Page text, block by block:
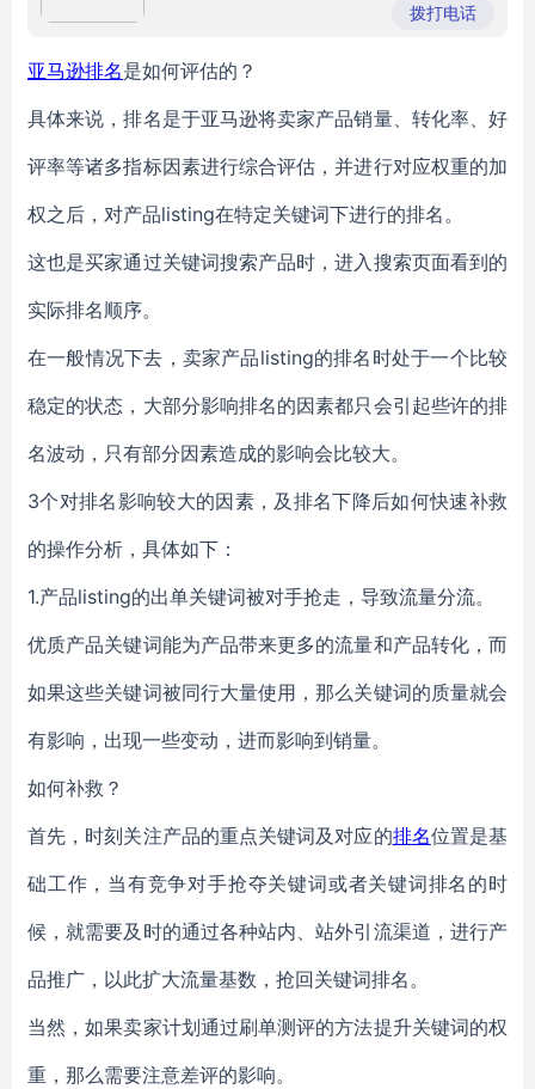
有限公司
拨打电话
亚马逊排名是如何评估的？
具体来说，排名是于亚马逊将卖家产品销量、转化率、好
评率等诸多指标因素进行综合评估，并进行对应权重的加
权之后，对产品listing在特定关键词下进行的排名。
这也是买家通过关键词搜索产品时，进入搜索页面看到的
实际排名顺序。
在一般情况下去，卖家产品listing的排名时处于一个比较
稳定的状态，大部分影响排名的因素都只会引起些许的排
名波动，只有部分因素造成的影响会比较大。
3个对排名影响较大的因素，及排名下降后如何快速补救
的操作分析，具体如下：
1.产品listing的出单关键词被对手抢走，导致流量分流。
优质产品关键词能为产品带来更多的流量和产品转化，而
如果这些关键词被同行大量使用，那么关键词的质量就会
有影响，出现一些变动，进而影响到销量。
如何补救？
首先，时刻关注产品的重点关键词及对应的排名位置是基
础工作，当有竞争对手抢夺关键词或者关键词排名的时
候，就需要及时的通过各种站内、站外引流渠道，进行产
品推广，以此扩大流量基数，抢回关键词排名。
当然，如果卖家计划通过刷单测评的方法提升关键词的权
重，那么需要注意差评的影响。